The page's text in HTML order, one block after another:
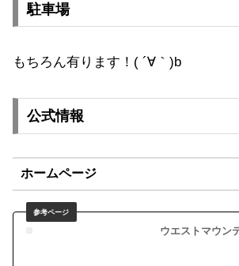
駐車場
もちろん有ります！( ´∀｀)b
公式情報
ホームページ
ウエストマウン